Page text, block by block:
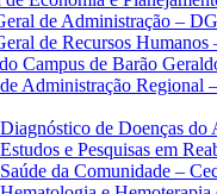
de Administração –
de Recursos
Campus de Barão
Administração Regional
de Doenças
e Pesquisas em
da Comunidade –